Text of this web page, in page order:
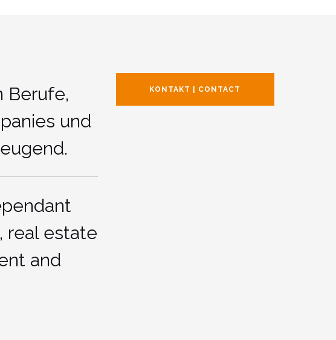
Berufe,
und
real estate
and
KONTAKT | CONTACT